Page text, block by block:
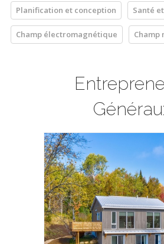
Planification et conception Santé
Champ électromagnétique Champ